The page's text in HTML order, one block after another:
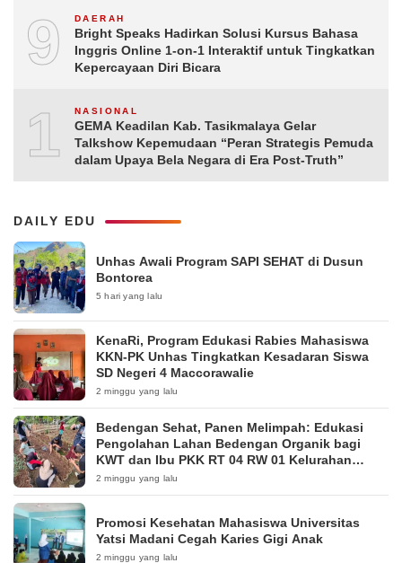
9 DAERAH
Bright Speaks Hadirkan Solusi Kursus Bahasa
Inggris Online 1-on-1 Interaktif untuk Tingkatkan
Kepercayaan Diri Bicara
10NASIONAL
GEMA Keadilan Kab. Tasikmalaya Gelar
Talkshow Kepemudaan “Peran Strategis Pemuda
dalam Upaya Bela Negara di Era Post-Truth”
DAILY EDU
Unhas Awali Program SAPI SEHAT di Dusun
Bontorea
5 hari yang lalu
KenaRi, Program Edukasi Rabies Mahasiswa
KKN-PK Unhas Tingkatkan Kesadaran Siswa
SD Negeri 4 Maccorawalie
2 minggu yang lalu
Bedengan Sehat, Panen Melimpah: Edukasi
Pengolahan Lahan Bedengan Organik bagi
KWT dan Ibu PKK RT 04 RW 01 Kelurahan
Pakintelan
2 minggu yang lalu
Promosi Kesehatan Mahasiswa Universitas
Yatsi Madani Cegah Karies Gigi Anak
2 minggu yang lalu